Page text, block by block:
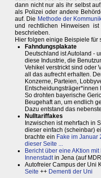
dann nicht nur als ihr selbst
als Polizei oder andere
auf. Die Methode der
und rechtlichen Hinweisen
beschrieben.
Hier folgen einige Beispiele für
Fahndungsplakate
Deutschland ist Autoland -
diese Industrie, die
Vehikel verstrickt sind oder
all das aufrecht erhalten.
Konzerne, Parteien,
Entscheidungsträger*innen
So drohten bayerische
Beugehaft an, um endlich
Dazu entstand das
Nulltariffakes
Inzwischen ist mehrfach in
dieser einfach (scheinbar)
brachte ein Fake im Januar
dieser Seite ...
Bericht über eine AKtion
Innenstadtin Jena (auf
Autofreier Campus der Uni
Seite ++ Dementi der Uni